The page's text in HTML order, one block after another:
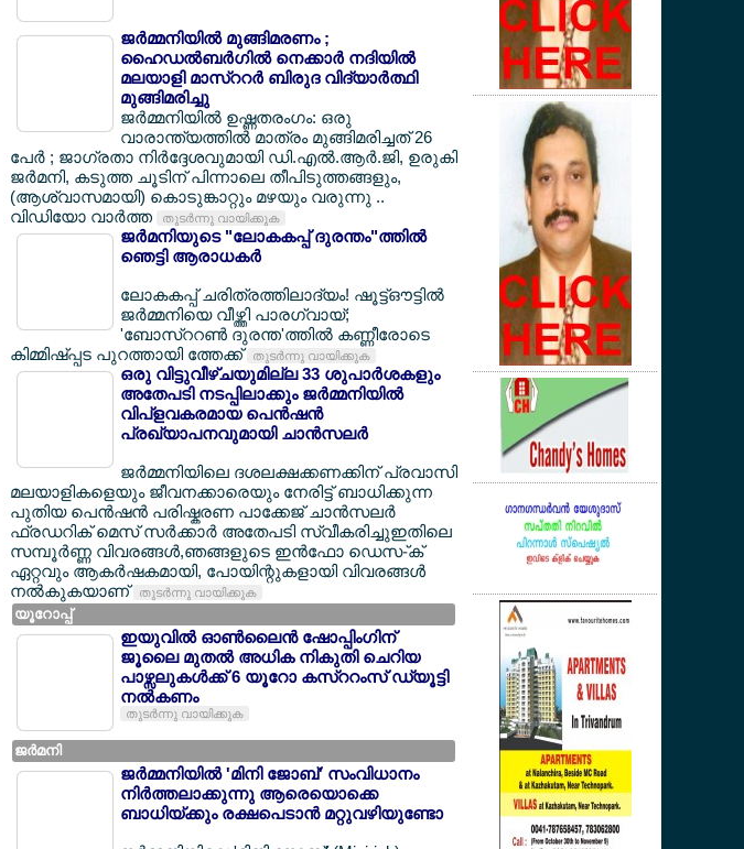
ജര്‍മ്മനിയില്‍ മുങ്ങിമരണം ;
ഹൈഡല്‍ബര്‍ഗില്‍ നെക്കാര്‍ നദിയില്‍
മലയാളി മാസ്ററര്‍ ബിരുദ വിദ്യാര്‍ത്ഥി
മുങ്ങിമരിച്ചു
ജര്‍മ്മനിയില്‍ ഉഷ്ണതരംഗം: ഒരു
വാരാന്ത്യത്തില്‍ മാത്രം മുങ്ങിമരിച്ചത് 26
പേര്‍ ; ജാഗ്രതാ നിര്‍ദ്ദേശവുമായി ഡി.എല്‍.ആര്‍.ജി, ഉരുകി
ജര്‍മനി, കടുത്ത ചൂടിന് പിന്നാലെ തീപിടുത്തങ്ങളും,
(ആശ്വാസമായി) കൊടുങ്കാറ്റും മഴയും വരുന്നു ..
വിഡിയോ വാര്‍ത്ത
തുടര്‍ന്നു വായിക്കുക
ജര്‍മനിയുടെ "ലോകകപ്പ് ദുരന്തം"ത്തില്‍
ഞെട്ടി ആരാധകര്‍
ലോകകപ്പ് ചരിത്രത്തിലാദ്യം! ഷൂട്ട്ഔട്ടില്‍
ജര്‍മ്മനിയെ വീഴ്ത്തി പാരഗ്വായ്;
'ബോസ്ററണ്‍ ദുരന്ത'ത്തില്‍ കണ്ണീരോടെ
കിമ്മിഷ്പ്പട പുറത്തായി ത്തേക്ക് തുടര്‍ന്നു വായിക്കുക
ഒരു വിട്ടുവീഴ്ചയുമില്ല 33 ശുപാര്‍ശകളും
അതേപടി നടപ്പിലാക്കും ജര്‍മ്മനിയില്‍
വിപ്ളവകരമായ പെന്‍ഷന്‍
പ്രഖ്യാപനവുമായി ചാന്‍സലര്‍
ജര്‍മ്മനിയിലെ ദശലക്ഷക്കണക്കിന് പ്രവാസി
മലയാളികളെയും ജീവനക്കാരെയും നേരിട്ട് ബാധിക്കുന്ന
പുതിയ പെന്‍ഷന്‍ പരിഷ്കരണ പാക്കേജ് ചാന്‍സലര്‍
ഫ്രഡറിക് മെസ് സര്‍ക്കാര്‍ അതേപടി സ്വീകരിച്ചുഇതിലെ
സമ്പൂര്‍ണ്ണ വിവരങ്ങള്‍,ഞങ്ങളുടെ ഇന്‍ഫോ ഡെസ-്ക്
ഏറ്റവും ആകര്‍ഷകമായി, പോയിന്റുകളായി വിവരങ്ങള്‍
നല്‍കുകയാണ് തുടര്‍ന്നു വായിക്കുക
യൂറോപ്പ്
ഇയുവില്‍ ഓണ്‍ലൈന്‍ ഷോപ്പിംഗിന്
ജൂലൈ മുതല്‍ അധിക നികുതി ചെറിയ
പാഴ്സലുകള്‍ക്ക് 6 യൂറോ കസ്ററംസ് ഡ്യൂട്ടി
നല്‍കണം
തുടര്‍ന്നു വായിക്കുക
ജര്‍മനി
ജര്‍മ്മനിയില്‍ 'മിനി ജോബ്' സംവിധാനം
നിര്‍ത്തലാക്കുന്നു ആരെയൊക്കെ
ബാധിയ്ക്കും രക്ഷപെടാന്‍ മറ്റുവഴിയുണ്ടോ